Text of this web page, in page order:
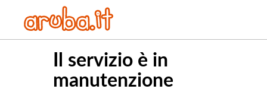
Il servizio è in
manutenzione